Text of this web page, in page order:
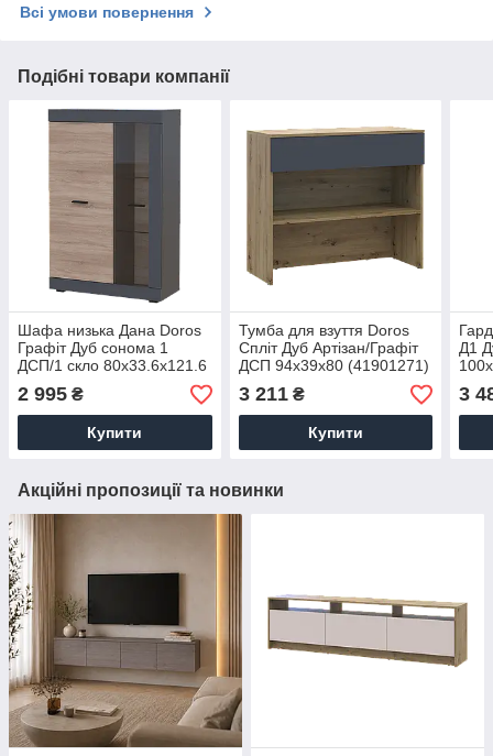
Всі умови повернення
Подібні товари компанії
Шафа низька Дана Doros
Графіт Дуб сонома 1
ДСП/1 скло 80х33.6х121.6
(41515988)
2 995 ₴
Купити
Тумба для взуття Doros
Спліт Дуб Артізан/Графіт
ДСП 94х39х80 (41901271)
3 211₴
Купити
Д1
3
Акційні пропозиції та новинки